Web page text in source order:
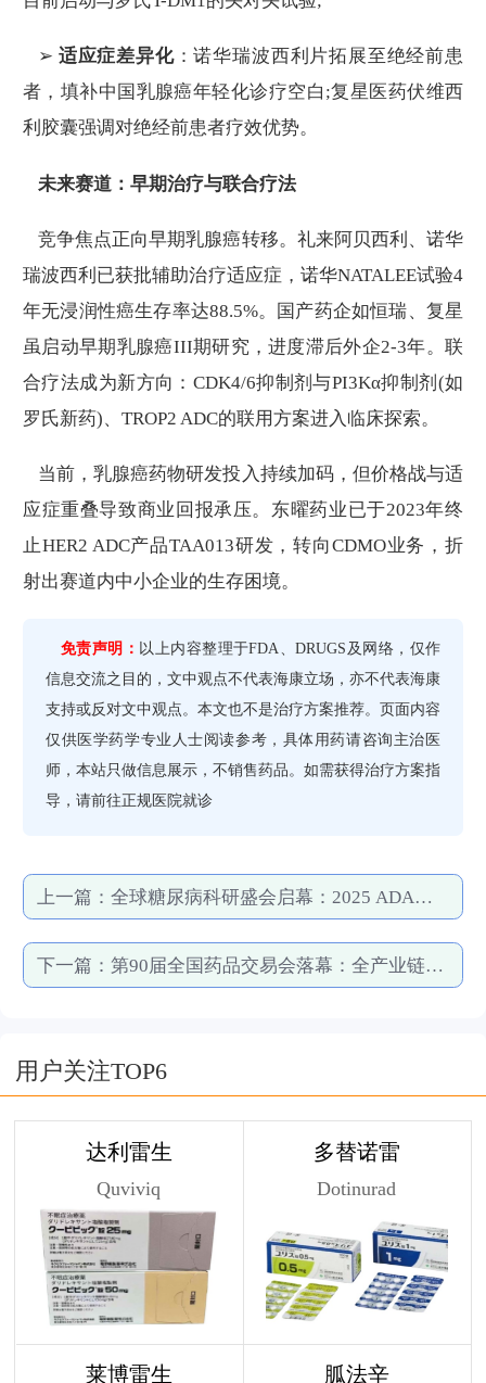
➢ 适应症差异化：诺华瑞波西利片拓展至绝经前患
者，填补中国乳腺癌年轻化诊疗空白;复星医药伏维西
利胶囊强调对绝经前患者疗效优势。
未来赛道：早期治疗与联合疗法
竞争焦点正向早期乳腺癌转移。礼来阿贝西利、诺华
瑞波西利已获批辅助治疗适应症，诺华NATALEE试验4
年无浸润性癌生存率达88.5%。国产药企如恒瑞、复星
虽启动早期乳腺癌III期研究，进度滞后外企2-3年。联
合疗法成为新方向：CDK4/6抑制剂与PI3Kα抑制剂(如
罗氏新药)、TROP2 ADC的联用方案进入临床探索。
当前，乳腺癌药物研发投入持续加码，但价格战与适
应症重叠导致商业回报承压。东曜药业已于2023年终
止HER2 ADC产品TAA013研发，转向CDMO业务，折
射出赛道内中小企业的生存困境。
免责声明： 以上内容整理于FDA、DRUGS及网络，仅作
信息交流之目的，文中观点不代表海康立场，亦不代表海康
支持或反对文中观点。本文也不是治疗方案推荐。页面内容
仅供医学药学专业人士阅读参考，具体用药请咨询主治医
师，本站只做信息展示，不销售药品。如需获得治疗方案指
导，请前往正规医院就诊
上一篇： 全球糖尿病科研盛会启幕：2025 ADA科学会议聚焦肥胖治疗革新与诊疗标准更新
下一篇： 第90届全国药品交易会落幕：全产业链展示医药创新与市场新动态
用户关注TOP6
达利雷生
Quviviq
多替诺雷
Dotinurad
莱博雷生 胍法辛